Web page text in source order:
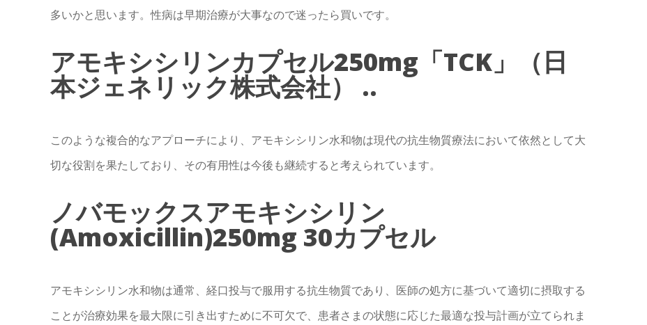
多いかと思います。性病は早期治療が大事なので迷ったら買いです。
アモキシシリンカプセル250mg「TCK」（日
本ジェネリック株式会社） ..
このような複合的なアプローチにより、アモキシシリン水和物は現代の抗生物質療法において依然として大
切な役割を果たしており、その有用性は今後も継続すると考えられています。
ノバモックスアモキシシリン
(Amoxicillin)250mg 30カプセル
アモキシシリン水和物は通常、経口投与で服用する抗生物質であり、医師の処方に基づいて適切に摂取する
ことが治療効果を最大限に引き出すために不可欠で、患者さまの状態に応じた最適な投与計画が立てられま